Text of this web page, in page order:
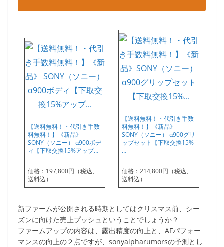
【送料無料！・代引き手数
料無料！】《新品》
SONY（ソニー） α900ボデ
ィ【下取交換15%アップ…
価格：197,800円（税込、
送料込）
【送料無料！・代引き手数
料無料！】《新品》
SONY（ソニー） α900グリ
ップセット【下取交換15%
…
価格：214,800円（税込、
送料込）
新ファームが公開される時期としてはクリスマス前、シー
ズンに向けた売上プッシュということでしょうか？
ファームアップの内容は、露出精度の向上と、AFパフォー
マンスの向上の２点ですが、sonyalpharumorsの予測とし